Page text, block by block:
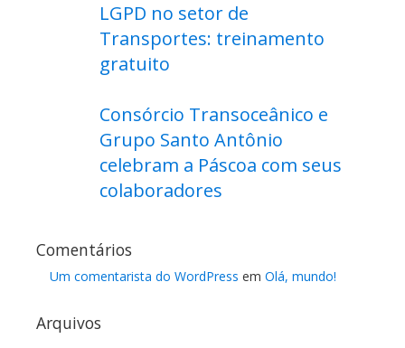
LGPD no setor de
Transportes: treinamento
gratuito
Consórcio Transoceânico e
Grupo Santo Antônio
celebram a Páscoa com seus
colaboradores
Comentários
Um comentarista do WordPress em Olá, mundo!
Arquivos